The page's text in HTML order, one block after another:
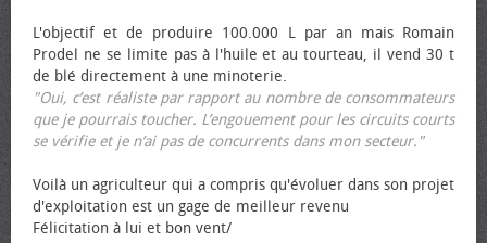
L'objectif et de produire 100.000 L par an mais Romain
Prodel ne se limite pas à l'huile et au tourteau, il vend 30 t
de blé directement à une minoterie.
"Oui, c’est réaliste par rapport au nombre de consommateurs
que je pourrais toucher. L’engouement pour les circuits courts
se vérifie et je n’ai pas de concurrents dans mon secteur."
Voilà un agriculteur qui a compris qu'évoluer dans son projet
d'exploitation est un gage de meilleur revenu
Félicitation à lui et bon vent/